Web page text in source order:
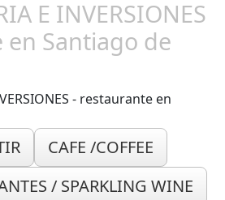
E INVERSIONES
en Santiago de
CAFE /COFFEE
/ SPARKLING WINE